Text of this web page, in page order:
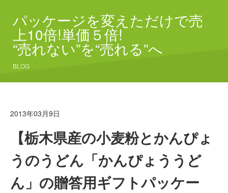
パッケージを変えただけで売
上10倍!単価５倍!
“売れない”を“売れる”へ
BLOG
2013年03月9日
【栃木県産の小麦粉とかんぴょ
うのうどん「かんぴょううど
ん」の贈答用ギフトパッケー